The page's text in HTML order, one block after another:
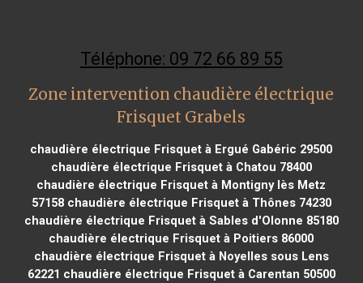
Téléphone: 09 72 66 89 55
Zone intervention chaudière électrique
Frisquet Grabels
chaudière électrique Frisquet à Ergué Gabéric 29500
chaudière électrique Frisquet à Chatou 78400
chaudière électrique Frisquet à Montigny lès Metz
57158chaudière électrique Frisquet à Thônes 74230
chaudière électrique Frisquet à Sables d'Olonne 85180
chaudière électrique Frisquet à Poitiers 86000
chaudière électrique Frisquet à Noyelles sous Lens
62221 chaudière électrique Frisquet à Carentan 50500